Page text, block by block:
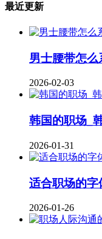
最近更新
男士腰带怎
2026-02-03
韩国的职场_
2026-01-31
适合职场的字
2026-01-26